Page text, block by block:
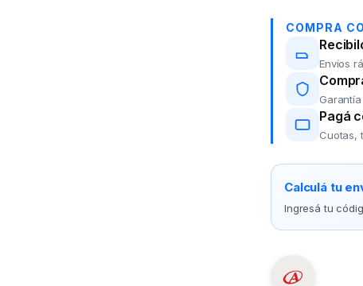
COMPRA
Envíos
Pagá
Cuotas,
Calculá tu
Ingresá tu